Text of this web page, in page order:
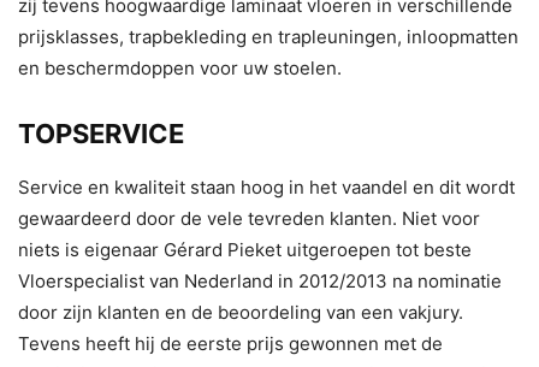
zij tevens hoogwaardige laminaat vloeren in verschillende
prijsklasses, trapbekleding en trapleuningen, inloopmatten
en beschermdoppen voor uw stoelen.
TOPSERVICE
Service en kwaliteit staan hoog in het vaandel en dit wordt
gewaardeerd door de vele tevreden klanten. Niet voor
niets is eigenaar Gérard Pieket uitgeroepen tot beste
Vloerspecialist van Nederland in 2012/2013 na nominatie
door zijn klanten en de beoordeling van een vakjury.
Tevens heeft hij de eerste prijs gewonnen met de